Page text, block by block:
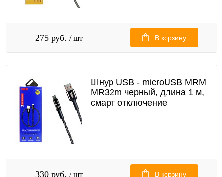
275 руб. / шт В корзину
Шнур USB - microUSB MRM
MR32m черный, длина 1 м,
смарт отключение
330 руб. / шт В корзину